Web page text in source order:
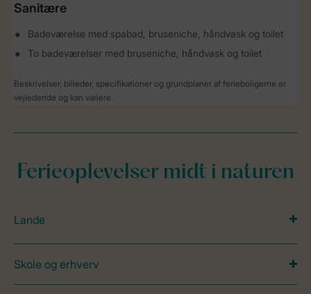
Sanitære
Badeværelse med spabad, bruseniche, håndvask og toilet
To badeværelser med bruseniche, håndvask og toilet
Beskrivelser, billeder, specifikationer og grundplaner af ferieboligerne er
vejledende og kan variere.
Ferieoplevelser midt i naturen
Lande
Skole og erhverv